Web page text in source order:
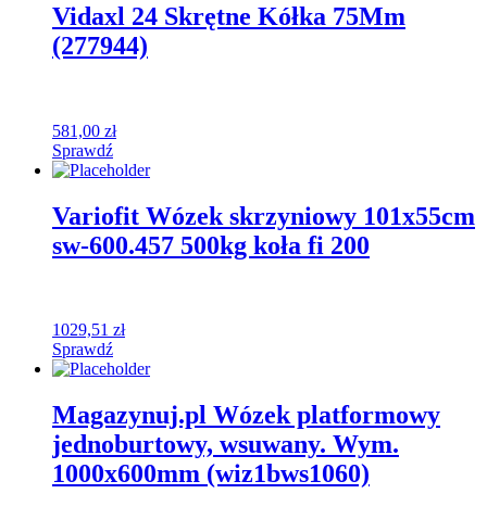
Vidaxl 24 Skrętne Kółka 75Mm
(277944)
581,00 zł
Sprawdź
Variofit Wózek skrzyniowy 101x55cm
sw-600.457 500kg koła fi 200
1029,51 zł
Sprawdź
Magazynuj.pl Wózek platformowy
jednoburtowy, wsuwany. Wym.
1000x600mm (wiz1bws1060)